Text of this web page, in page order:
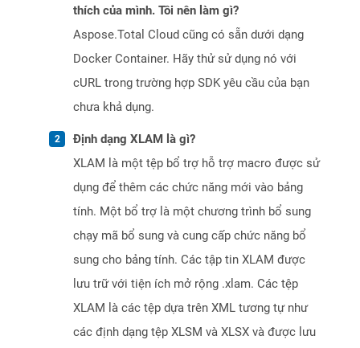
thích của mình. Tôi nên làm gì?
Aspose.Total Cloud cũng có sẵn dưới dạng
Docker Container. Hãy thử sử dụng nó với
cURL trong trường hợp SDK yêu cầu của bạn
chưa khả dụng.
Định dạng XLAM là gì?
XLAM là một tệp bổ trợ hỗ trợ macro được sử
dụng để thêm các chức năng mới vào bảng
tính. Một bổ trợ là một chương trình bổ sung
chạy mã bổ sung và cung cấp chức năng bổ
sung cho bảng tính. Các tập tin XLAM được
lưu trữ với tiện ích mở rộng .xlam. Các tệp
XLAM là các tệp dựa trên XML tương tự như
các định dạng tệp XLSM và XLSX và được lưu